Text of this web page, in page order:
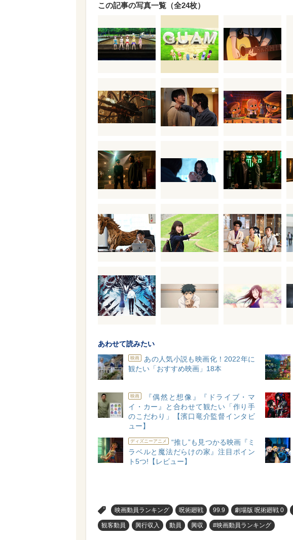
この記事の写真一覧（全24枚）
あわせて読みたい
映画
あの人気小説も映画化！2022年に
観たい「おすすめ映画」18本
映画
『偶然と想像』『ドライブ・マ
イ・カー』と合わせて観たい「作り手
のこだわり」【濱口竜介監督インタビ
ュー】
ディズニーアニメ
“推し”も見つかる映画『ミ
ラベルと魔法だらけの家』注目ポイン
ト5つ!【レビュー】
映画動員ランキング 呪術廻戦 99.9 劇場版 呪術廻戦 0
観客動員 興行収入 動員 興収 #映画動員ランキング